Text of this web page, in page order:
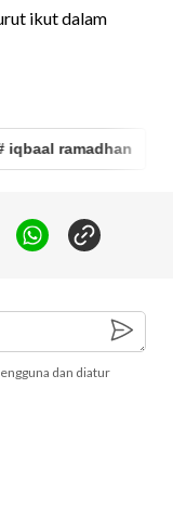
ikut dalam
iqbaal ramadhan
dan diatur